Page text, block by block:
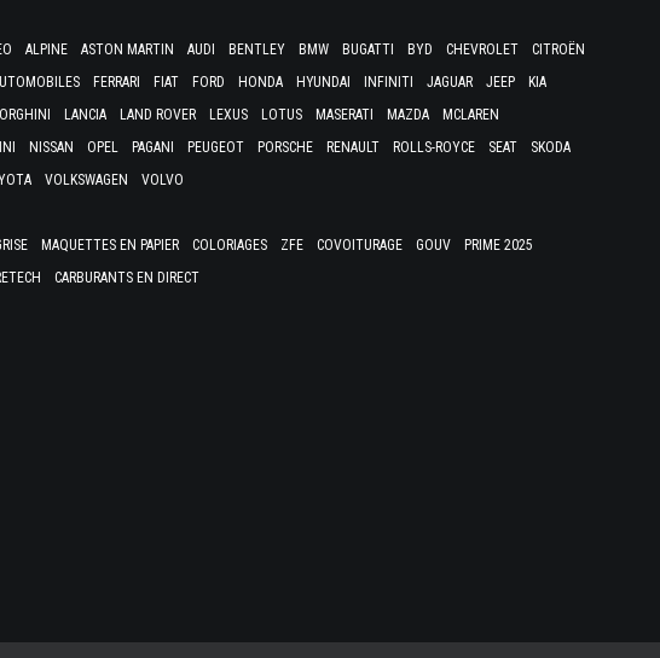
ALPINE ASTON MARTIN AUDI BENTLEY BMW BUGATTI BYD CHEVROLET
CITROËN
FERRARI FIAT FORD HONDA HYUNDAI INFINITI JAGUAR JEEP
KIA
LANCIA LAND ROVER LEXUS LOTUS MASERATI MAZDA
MCLAREN
NISSAN OPEL PAGANI PEUGEOT PORSCHE RENAULT ROLLS-ROYCE SEAT
SKODA
VOLKSWAGEN VOLVO
MAQUETTES EN PAPIER COLORIAGES ZFE COVOITURAGE GOUV
PRIME 2025
CARBURANTS EN DIRECT